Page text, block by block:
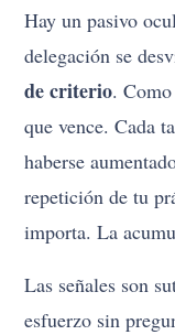
Hay un pasivo
delegación se
de criterio.
que vence. Cada
haberse
repetición de tu
importa. La
Las señales son
esfuerzo sin